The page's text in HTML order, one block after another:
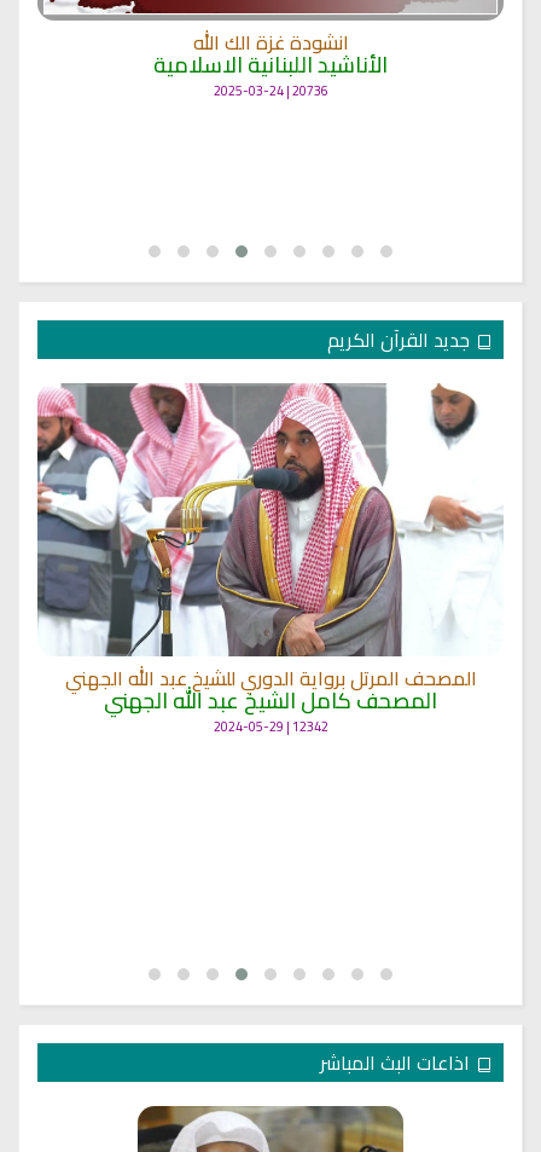
انشودة غزة الك الله
الأناشيد اللبنانية الاسلامية
20736 | 2025-03-24
جديد القرآن الكريم
المصحف المرتل برواية الدوري للشيخ عبد الله الجهني
المصحف كامل الشيخ عبد الله الجهني
12342 | 2024-05-29
اذاعات البث المباشر